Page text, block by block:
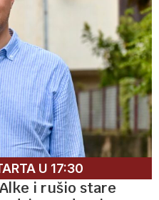
U 17:30
i rušio stare